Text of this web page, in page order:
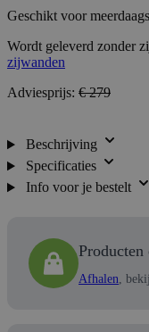
Geschikt voor
Wordt geleverd zonder
zijwanden
Adviesprijs: € 279
Beschrijving
Specificaties
Info voor je bestelt
Producten
Afhalen,